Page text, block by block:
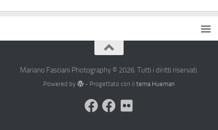
Mariano Fasciani Photography © 2026. Tutti i diritti riservati.
Powered by - Progettato con il tema Hueman